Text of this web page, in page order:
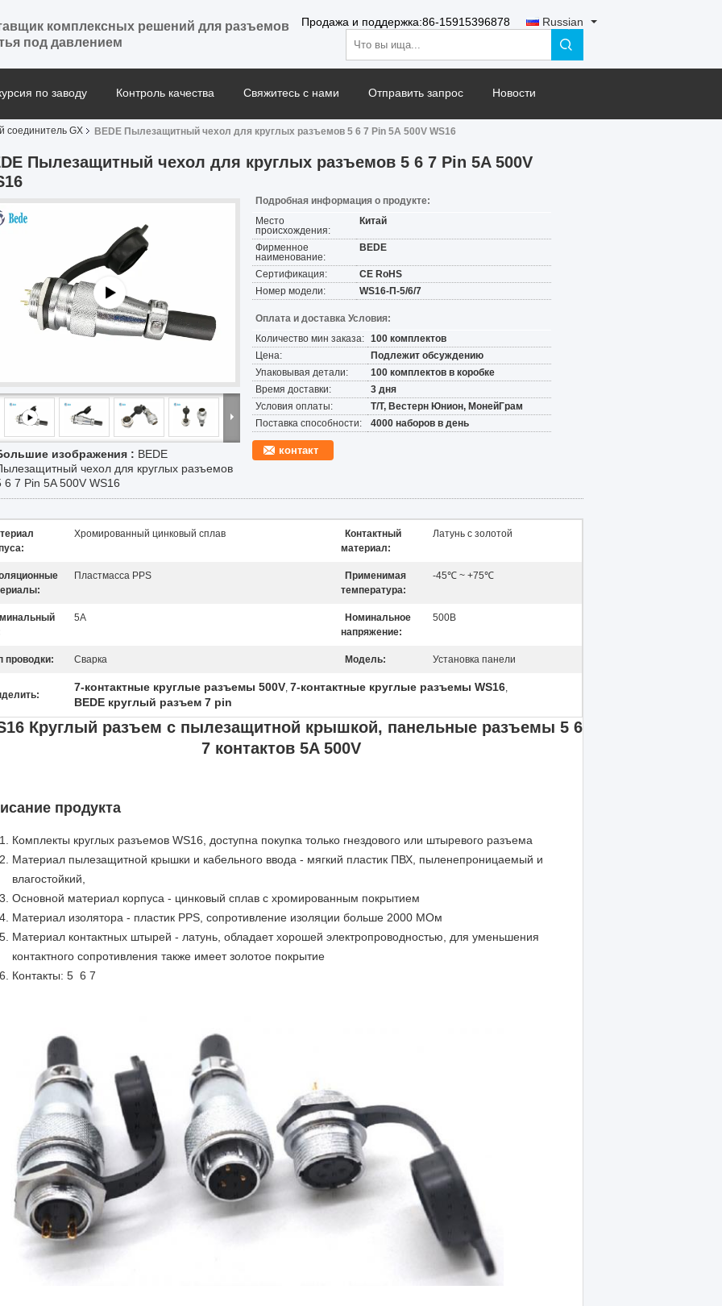
комплексных решений для разъемов
под давлением
Продажа и поддержка:86-15915396878 Russian
по заводу Контроль качества Свяжитесь с нами Отправить запрос Новости
соединитель GX BEDE Пылезащитный чехол для круглых разъемов 5 6 7 Pin 5A 500V WS16
Пылезащитный чехол для круглых разъемов 5 6 7 Pin 5A 500V
изображения : BEDE
чехол для круглых разъемов
6 7 Pin 5A 500V WS16
Подробная информация о продукте:
Место
происхождения:
Китай
Фирменное
наименование:
BEDE
Сертификация:
CE RoHS
Номер модели:
WS16-П-5/6/7
Оплата и доставка Условия:
Количество мин заказа: 100 комплектов
Цена:
Подлежит обсуждению
Упаковывая детали:
100 комплектов в коробке
Время доставки:
3 дня
Условия оплаты:
Т/Т, Вестерн Юнион, МонейГрам
Поставка способности:
4000 наборов в день
контакт
Хромированный цинковый сплав
Контактный
материал:
Латунь с золотой
Пластмасса PPS
Применимая
температура:
-45℃ ~ +75℃
5А
Номинальное
напряжение:
500В
проводки: Сварка Модель: Установка панели
7-контактные круглые разъемы 500V, 7-контактные круглые разъемы WS16,
BEDE круглый разъем 7 pin
Круглый разъем с пылезащитной крышкой, панельные разъемы 5 6
7 контактов 5A 500V
продукта
Комплекты круглых разъемов WS16, доступна покупка только гнездового или штыревого разъема
Материал пылезащитной крышки и кабельного ввода - мягкий пластик ПВХ, пыленепроницаемый и
влагостойкий,
Основной материал корпуса - цинковый сплав с хромированным покрытием
Материал изолятора - пластик PPS, сопротивление изоляции больше 2000 МОм
Материал контактных штырей - латунь, обладает хорошей электропроводностью, для уменьшения
контактного сопротивления также имеет золотое покрытие
Контакты: 5 6 7